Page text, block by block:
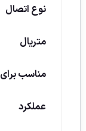
نوع اتصال
متریال
مناسب برای
عملکرد